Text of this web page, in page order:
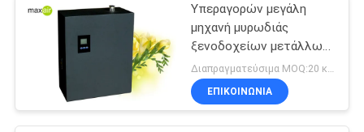
Υπεραγορών μεγάλη
μηχανή μυρωδιάς
ξενοδοχείων μετάλλων
HVAC δύναμης 1000ml
μαύρη
ΕΠΙΚΟΙΝΩΝΊΑ